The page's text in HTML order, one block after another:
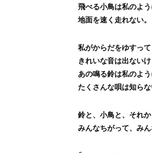
飛べる小鳥は私のよう
地面を速く走れない。
私がからだをゆすって
きれいな音は出ないけ
あの鳴る鈴は私のよう
たくさんな唄は知らな
鈴と、小鳥と、それか
みんなちがって、みん